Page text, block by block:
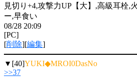
見切り+4,攻撃力UP【大】,高級耳栓,
ー,早食い
08/28 20:09
[PC]
[削除][編集]
▼[40]YUKI◆MROI0DasNo
>>37